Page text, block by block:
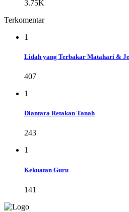
3.75K
Terkomentar
1
Lidah yang Terbakar Matahari &
407
1
Diantara Retakan Tanah
243
1
Kekuatan Guru
141